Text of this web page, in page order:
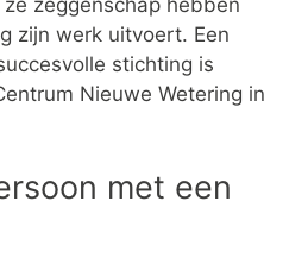
zijn werk uitvoert. Een
stichting is
Nieuwe Wetering in
met een